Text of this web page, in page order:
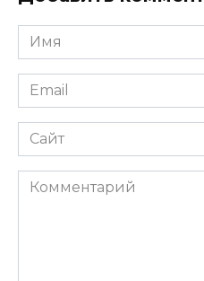
Имя
*
Email
*
Сайт
Комментарий